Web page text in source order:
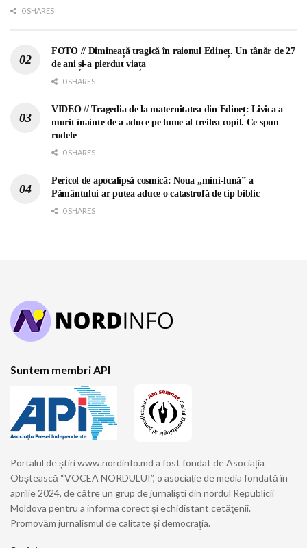
0 SHARES
FOTO // Dimineață tragică în raionul Edineț. Un tânăr de 27
de ani și-a pierdut viața
0 SHARES
VIDEO // Tragedia de la maternitatea din Edineț: Livica a
murit înainte de a aduce pe lume al treilea copil. Ce spun
rudele
0 SHARES
Pericol de apocalipsă cosmică: Noua „mini-lună” a
Pământului ar putea aduce o catastrofă de tip biblic
0 SHARES
Suntem membri API
Portalul de știri www.nordinfo.md a fost fondat de Asociația
Obștească “VOCEA NORDULUI”, o asociație de media fondată în
aprilie 2024, de către un grup de jurnaliști din nordul Republicii
Moldova pentru a informa corect şi echidistant cetăţenii.
Promovăm jurnalismul de calitate și democraţia.